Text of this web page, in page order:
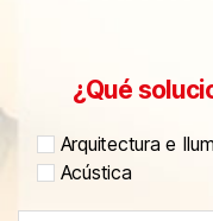
¿Qué
Arquitectura e
Acústica